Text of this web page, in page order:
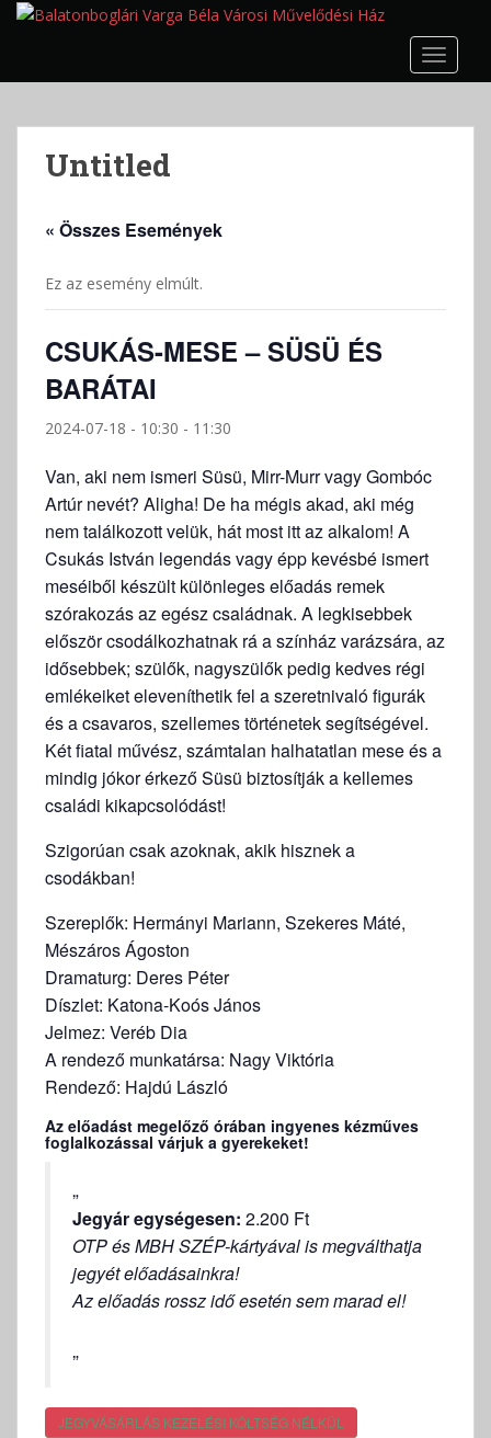
p
Untitled
« Összes Események
Ez az esemény elmúlt.
CSUKÁS-MESE – SÜSÜ ÉS
BARÁTAI
2024-07-18 - 10:30 - 11:30
Van, aki nem ismeri Süsü, Mirr-Murr vagy Gombóc
Artúr nevét? Aligha! De ha mégis akad, aki még
nem találkozott velük, hát most itt az alkalom! A
Csukás István legendás vagy épp kevésbé ismert
meséiből készült különleges előadás remek
szórakozás az egész családnak. A legkisebbek
először csodálkozhatnak rá a színház varázsára, az
idősebbek; szülők, nagyszülők pedig kedves régi
emlékeiket eleveníthetik fel a szeretnivaló figurák
és a csavaros, szellemes történetek segítségével.
Két fiatal művész, számtalan halhatatlan mese és a
mindig jókor érkező Süsü biztosítják a kellemes
családi kikapcsolódást!
Szigorúan csak azoknak, akik hisznek a
csodákban!
Szereplők: Hermányi Mariann, Szekeres Máté,
Mészáros Ágoston
Dramaturg: Deres Péter
Díszlet: Katona-Koós János
Jelmez: Veréb Dia
A rendező munkatársa: Nagy Viktória
Rendező: Hajdú László
Az előadást megelőző órában ingyenes kézműves
foglalkozással várjuk a gyerekeket!
Jegyár egységesen: 2.200 Ft
OTP és MBH SZÉP-kártyával is megválthatja
jegyét előadásainkra!
Az előadás rossz idő esetén sem marad el!
JEGYVÁSÁRLÁS KEZELÉSI KÖLTSÉG NÉLKÜL